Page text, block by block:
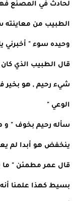
لحادث في المصنع
الطبيب من معاينته
وحيده سوء " أخبرني
قال الطبيب الذي
شيء رحيم , هو
الوعي "
سأله رحيم بخوف "
ينخفض هو أبدا لم
قال عمر مطمئن " ما
بسيط كهذا علمنا